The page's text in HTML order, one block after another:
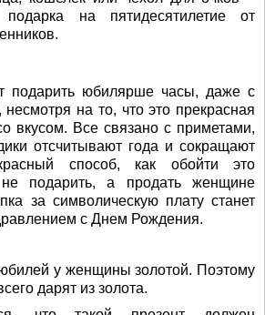
на пятидесятилетие от
подарить юбилярше часы, даже с
на то, что это прекрасная
вкусом. Все связано с приметами,
отсчитывают года и сокращают
способ, как обойти это
подарить, а продать женщине
за символическую плату станет
с Днем Рождения.
у женщины золотой. Поэтому
дарят из золота.